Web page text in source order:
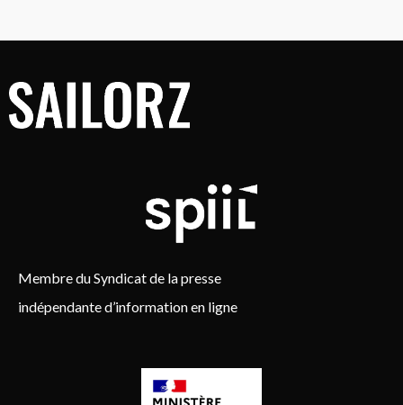
Membre du Syndicat de la presse
indépendante d’information en ligne